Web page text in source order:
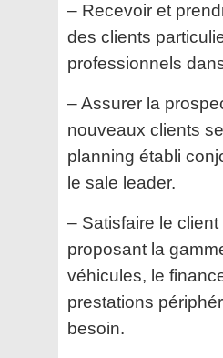
– Recevoir et
des clients
professionnels
– Assurer la
nouveaux clients
planning établi
le sale leader.
– Satisfaire le client
proposant la
véhicules, le
prestations
besoin.